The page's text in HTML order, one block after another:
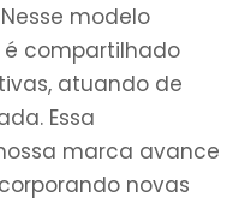
modelo
compartilhado
atuando de
Essa
marca avance
novas